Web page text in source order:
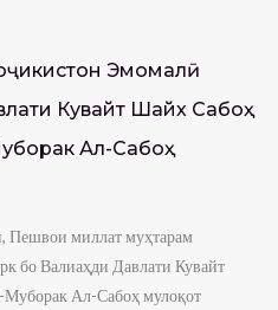
Эмомалӣ
Кувайт Шайх Сабоҳ
Ал-Сабоҳ
Пешвои миллат муҳтарам
бо Валиаҳди Давлати Кувайт
Ал-Сабоҳ мулоқот